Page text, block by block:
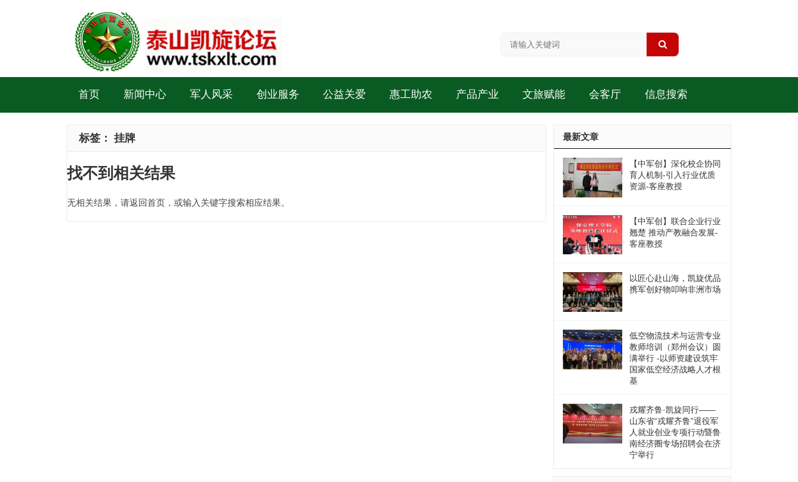
首页 新闻中心 军人风采 创业服务 公益关爱 惠工助农 产品产业 文旅赋能 会客厅 信息搜索
标签： 挂牌
找不到相关结果
无相关结果，请返回首页，或输入关键字搜索相应结果。
最新文章
【中军创】深化校企协同
育人机制-引入行业优质
资源-客座教授
【中军创】联合企业行业
翘楚 推动产教融合发展-
客座教授
以匠心赴山海，凯旋优品
携军创好物叩响非洲市场
低空物流技术与运营专业
教师培训（郑州会议）圆
满举行 -以师资建设筑牢
国家低空经济战略人才根
基
戎耀齐鲁·凯旋同行——
山东省“戎耀齐鲁”退役军
人就业创业专项行动暨鲁
南经济圈专场招聘会在济
宁举行